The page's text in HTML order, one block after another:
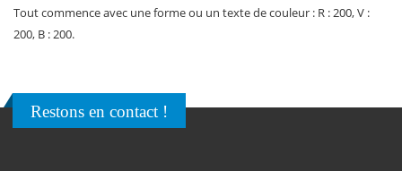
Tout commence avec une forme ou un texte de couleur : R : 200, V :
200, B : 200.
Restons en contact !